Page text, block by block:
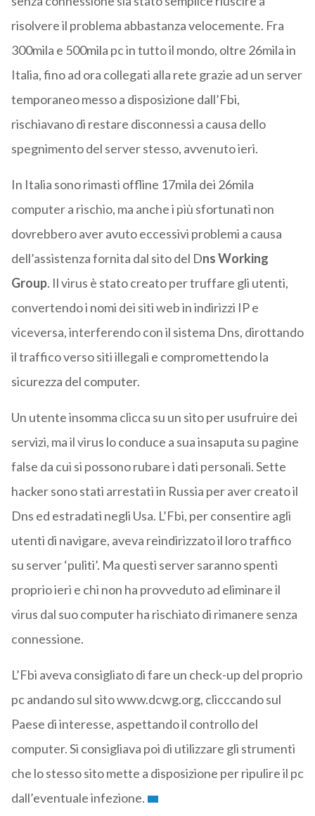
risolvere il problema abbastanza velocemente. Fra
300mila e 500mila pc in tutto il mondo, oltre 26mila in
Italia, fino ad ora collegati alla rete grazie ad un server
temporaneo messo a disposizione dall’Fbi,
rischiavano di restare disconnessi a causa dello
spegnimento del server stesso, avvenuto ieri.
In Italia sono rimasti offline 17mila dei 26mila
computer a rischio, ma anche i più sfortunati non
dovrebbero aver avuto eccessivi problemi a causa
dell’assistenza fornita dal sito del Dns Working
Group. Il virus è stato creato per truffare gli utenti,
convertendo i nomi dei siti web in indirizzi IP e
viceversa, interferendo con il sistema Dns, dirottando
il traffico verso siti illegali e compromettendo la
sicurezza del computer.
Un utente insomma clicca su un sito per usufruire dei
servizi, ma il virus lo conduce a sua insaputa su pagine
false da cui si possono rubare i dati personali. Sette
hacker sono stati arrestati in Russia per aver creato il
Dns ed estradati negli Usa. L’Fbi, per consentire agli
utenti di navigare, aveva reindirizzato il loro traffico
su server ‘puliti’. Ma questi server saranno spenti
proprio ieri e chi non ha provveduto ad eliminare il
virus dal suo computer ha rischiato di rimanere senza
connessione.
L’Fbi aveva consigliato di fare un check-up del proprio
pc andando sul sito www.dcwg.org, clicccando sul
Paese di interesse, aspettando il controllo del
computer. Si consigliava poi di utilizzare gli strumenti
che lo stesso sito mette a disposizione per ripulire il pc
dall’eventuale infezione.